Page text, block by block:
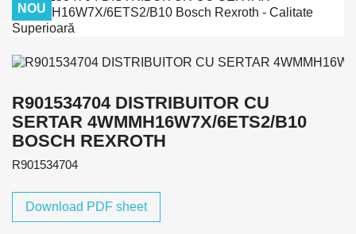
NOU
R901534704 DISTRIBUITOR CU
SERTAR 4WMMH16W7X/6ETS2/B10
BOSCH REXROTH
R901534704
Download PDF sheet